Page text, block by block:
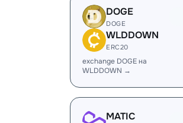
DOGE
DOGE
WLDDOWN
ERC20
exchange DOGE на
WLDDOWN →
MATIC